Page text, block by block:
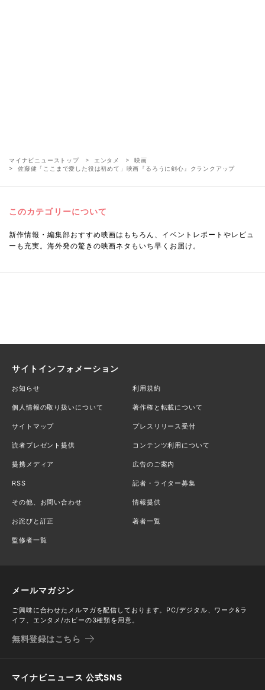
マイナビニューストップ エンタメ
映画
佐藤健「ここまで愛した役は初めて」映画『るろうに剣心』クランクアップ
このカテゴリーについて
新作情報・編集部おすすめ映画はもちろん、イベントレポートやレビュ
ーも充実。海外発の驚きの映画ネタもいち早くお届け。
サイトインフォメーション
お知らせ 利用規約
個人情報の取り扱いについて 著作権と転載について
サイトマップ プレスリリース受付
読者プレゼント提供 コンテンツ利用について
提携メディア 広告のご案内
RSS 記者・ライター募集
その他、お問い合わせ 情報提供
お詫びと訂正 著者一覧
監修者一覧
メールマガジン
ご興味に合わせたメルマガを配信しております。PC/デジタル、ワーク&ラ
イフ、エンタメ/ホビーの3種類を用意。
無料登録はこちら
マイナビニュース 公式SNS